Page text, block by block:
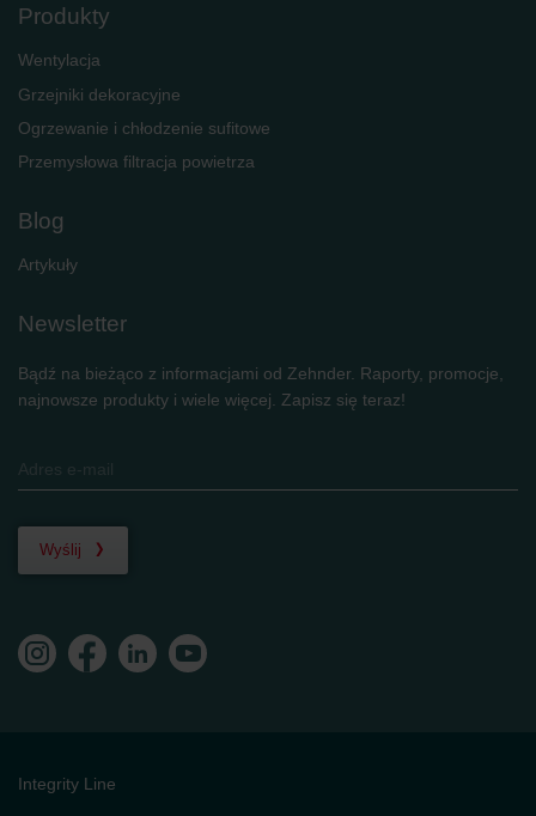
Produkty
Wentylacja
Grzejniki dekoracyjne
Ogrzewanie i chłodzenie sufitowe
Przemysłowa filtracja powietrza
Blog
Artykuły
Newsletter
Bądź na bieżąco z informacjami od Zehnder. Raporty, promocje,
najnowsze produkty i wiele więcej. Zapisz się teraz!
Wyślij
Integrity Line